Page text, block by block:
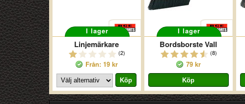
I lager
Linjemärkare
(2)
Från: 19 kr
I lager
Bordsborste Vall
(8)
79 kr